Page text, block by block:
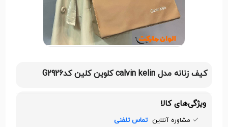
کیف زنانه مدل calvin kelin کلوین کلین کدG2926
ویژگی‌های کالا
مشاوره آنلاین تماس تلفنی